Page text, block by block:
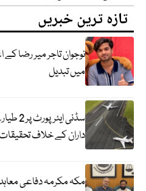
تازہ ترین خبریں
نوجوان تاجر میر رضا
میں تبدیل
سڈنی
داران کے خلاف
مکہ مکرمہ دفاعی